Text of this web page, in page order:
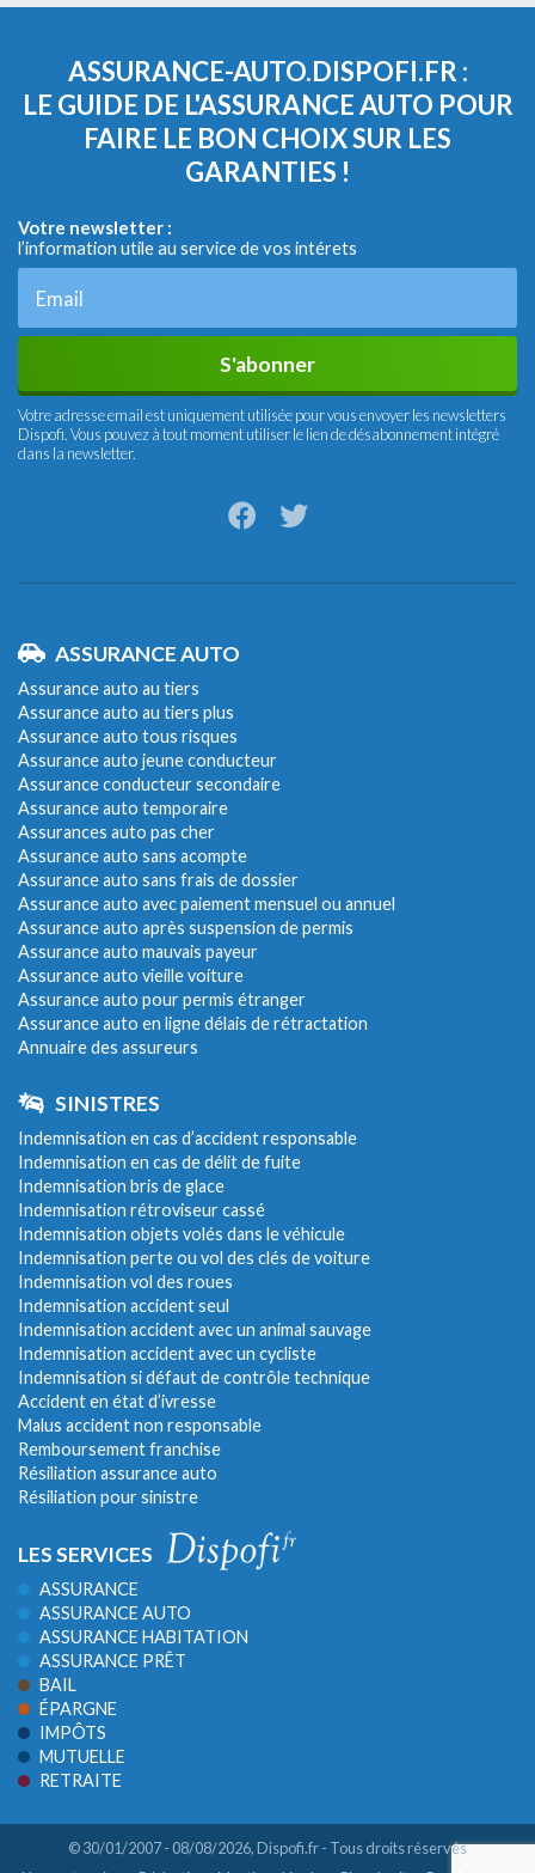
ASSURANCE-AUTO.DISPOFI.FR :
LE GUIDE DE L'ASSURANCE AUTO POUR
FAIRE LE BON CHOIX SUR LES
GARANTIES !
Votre newsletter :
l’information utile au service de vos intérets
S'abonner
Votre adresse email est uniquement utilisée pour vous envoyer les newsletters
Dispofi. Vous pouvez à tout moment utiliser le lien de désabonnement intégré
dans la newsletter.
ASSURANCE AUTO
Assurance auto au tiers
Assurance auto au tiers plus
Assurance auto tous risques
Assurance auto jeune conducteur
Assurance conducteur secondaire
Assurance auto temporaire
Assurances auto pas cher
Assurance auto sans acompte
Assurance auto sans frais de dossier
Assurance auto avec paiement mensuel ou annuel
Assurance auto après suspension de permis
Assurance auto mauvais payeur
Assurance auto vieille voiture
Assurance auto pour permis étranger
Assurance auto en ligne délais de rétractation
Annuaire des assureurs
SINISTRES
Indemnisation en cas d’accident responsable
Indemnisation en cas de délit de fuite
Indemnisation bris de glace
Indemnisation rétroviseur cassé
Indemnisation objets volés dans le véhicule
Indemnisation perte ou vol des clés de voiture
Indemnisation vol des roues
Indemnisation accident seul
Indemnisation accident avec un animal sauvage
Indemnisation accident avec un cycliste
Indemnisation si défaut de contrôle technique
Accident en état d’ivresse
Malus accident non responsable
Remboursement franchise
Résiliation assurance auto
Résiliation pour sinistre
LES SERVICES
ASSURANCE
ASSURANCE AUTO
ASSURANCE HABITATION
ASSURANCE PRÊT
BAIL
ÉPARGNE
IMPÔTS
MUTUELLE
RETRAITE
© 30/01/2007 - 08/08/2026, Dispofi.fr- Tous droits réservés